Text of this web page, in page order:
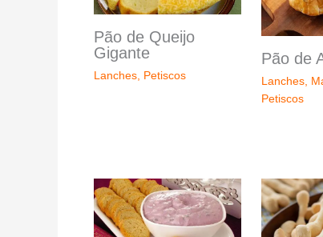
Pão de Queijo
Gigante
Lanches, Petiscos
Pão de
Lanches,
Petiscos